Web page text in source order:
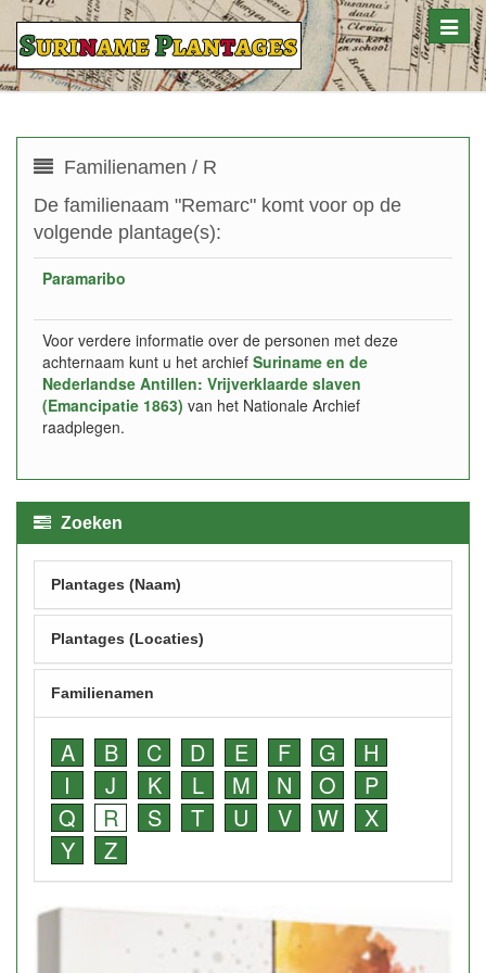
Toggle
Familienamen / R
De familienaam "Remarc" komt voor op de
volgende plantage(s):
Paramaribo
Voor verdere informatie over de personen met deze
achternaam kunt u het archief Suriname en de
Nederlandse Antillen: Vrijverklaarde slaven
(Emancipatie 1863) van het Nationale Archief
raadplegen.
Zoeken
Plantages (Naam)
Plantages (Locaties)
Familienamen
A B C D E F G
H
I
J K L M N O
P
Q
R S T U V W
X
Y
Z